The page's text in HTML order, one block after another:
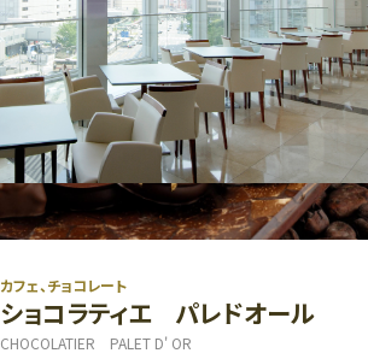
インテリア
ビューティ＆
リラクゼーション
エンタテインメント ブライダル
フロアマップ アクセス
カフェ、チョコレート
ショコラティエ パレドオール
CHOCOLATIER PALET D' OR